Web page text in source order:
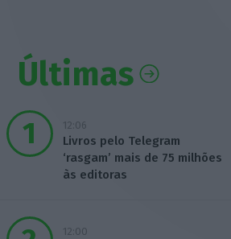
Últimas
12:06
Livros pelo Telegram
‘rasgam’ mais de 75 milhões
às editoras
12:00